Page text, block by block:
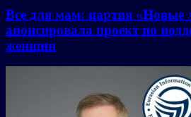
Все для мам: партия «Новые
анонсировала проект по
женщин